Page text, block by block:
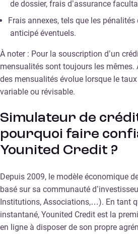
de dossier, frais d’assurance
Frais annexes, tels que les
anticipé éventuels.
À noter : Pour la souscription d’un
mensualités sont toujours les mêmes.
des mensualités évolue lorsque le
variable ou révisable.
Simulateur de
pourquoi faire
Younited Credit ?
Depuis 2009, le modèle économique
basé sur sa communauté
Institutions, Associations,…). En tant
instantané, Younited Credit est la
en ligne à disposer de son propre